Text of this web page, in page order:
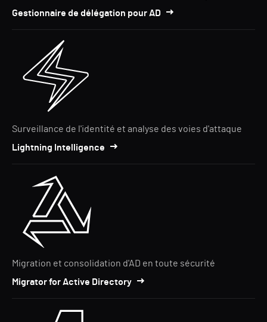
Gestionnaire de délégation pour AD
Surveillance de l'identité et analyse des voies d'attaque
Lightning Intelligence
Migration et consolidation d'AD en toute sécurité
Migrator for Active Directory